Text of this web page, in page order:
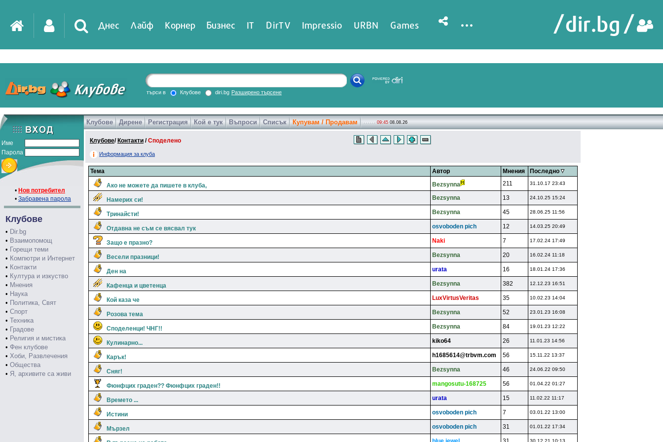
Днес Лайф Корнер Бизнес IT DirTV Impressio URBN Games ...
търси в Клубове diri.bg Разширено търсене
Име
Парола
• Нов потребител
• Забравена парола
Клубове
• Dir.bg
• Взаимопомощ
• Горещи теми
• Компютри и Интернет
• Контакти
• Култура и изкуство
• Мнения
• Наука
• Политика, Свят
• Спорт
• Техника
• Градове
• Религия и мистика
• Фен клубове
• Хоби, Развлечения
• Общества
• Я, архивите са живи
Клубове Дирене Регистрация Кой е тук Въпроси Списък Купувам / Продавам 09:45 08.08.26
Клубове/ Контакти /Споделено
Информация за клуба
Тема Автор Мнения Последно
Ако не можете да пишете в клуба, Bezsynna 211 31.10.17 23:43
Намерих си! Bezsynna 13 24.10.25 15:24
Тринайсти! Bezsynna 45 28.06.25 11:56
Отдавна не съм се вясвал тук osvoboden pich 12 14.03.25 20:49
Защо е празно? Naki 7 17.02.24 17:49
Весели празници! Bezsynna 20 16.02.24 11:18
Ден на urata 16 18.01.24 17:36
Кафенца и цветенца Bezsynna 382 12.12.23 16:51
Кой каза че LuxVirtusVeritas 35 10.02.23 14:04
Розова тема Bezsynna 52 23.01.23 16:08
Споделенци! ЧНГ!! Bezsynna 84 19.01.23 12:22
Кулинарно... kiko64 26 11.01.23 14:56
Карък! h1685614@trbvm.com 56 15.11.22 13:37
Сняг! Bezsynna 46 24.06.22 09:50
Фюнфцих граден?? Фюнфцих граден!! mangosutu-168725 56 01.04.22 01:27
Времето ... urata 15 11.02.22 11:17
Истини osvoboden pich 7 03.01.22 13:00
Мързел osvoboden pich 31 01.01.22 17:34
30.12.21 10:13